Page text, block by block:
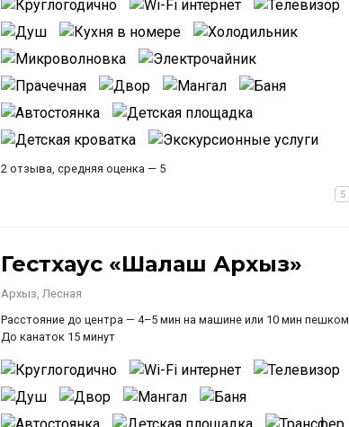
2 отзыва, средняя оценка — 5
Гестхаус «Шалаш Архыз»
Архыз, Лесная
Расстояние до центра — 4–5 мин на машине или 10 мин пешком
До канаток 15 минут